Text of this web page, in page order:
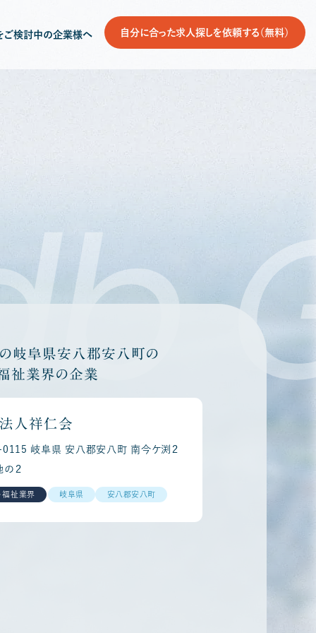
ご検討中の企業様へ 自分に合った求人探しを依頼する（無料）
の岐阜県安八郡安八町の
祉業界の企業
人祥仁会
岐阜県 安八郡安八町 南今ケ渕２
の２
福祉業界 岐阜県 安八郡安八町